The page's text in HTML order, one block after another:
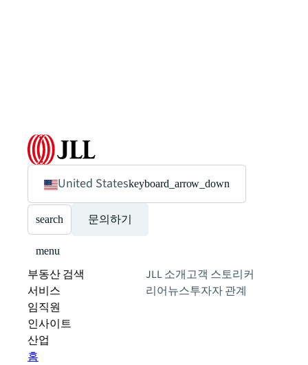
United Stateskeyboard_arrow_down
search 문의하기
menu
부동산 검색
서비스
임직원
인사이트
산업
JLL 소개고객 스토리커
리어뉴스투자자 관계
홈